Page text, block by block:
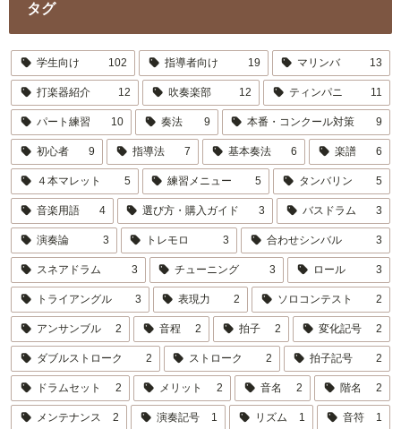
タグ
学生向け 102 指導者向け 19 マリンバ 13
打楽器紹介 12 吹奏楽部 12 ティンパニ 11
パート練習 10 奏法 9 本番・コンクール対策 9
初心者 9 指導法 7 基本奏法 6 楽譜 6
４本マレット 5 練習メニュー 5 タンバリン 5
音楽用語 4 選び方・購入ガイド 3 バスドラム 3
演奏論 3 トレモロ 3 合わせシンバル 3
スネアドラム 3 チューニング 3 ロール 3
トライアングル 3 表現力 2 ソロコンテスト 2
アンサンブル 2 音程 2 拍子 2 変化記号 2
ダブルストローク 2 ストローク 2 拍子記号 2
ドラムセット 2 メリット 2 音名 2 階名 2
メンテナンス 2 演奏記号 1 リズム 1 音符 1